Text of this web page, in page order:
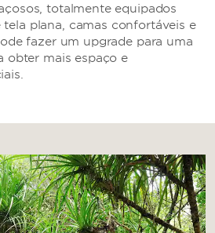
totalmente equipados
plana, camas confortáveis e
fazer um upgrade para uma
obter mais espaço e